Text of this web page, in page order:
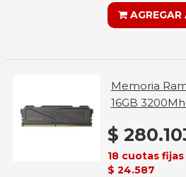
AGREGAR
Memoria
16GB
$
18 cuotas fijas
$ 24.587